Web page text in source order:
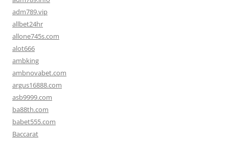
adm789.vip
allbet24hr
allone745s.com
alot666
ambking
ambnovabet.com
argus16888.com
asb9999.com
ba88th.com
babet555.com
Baccarat